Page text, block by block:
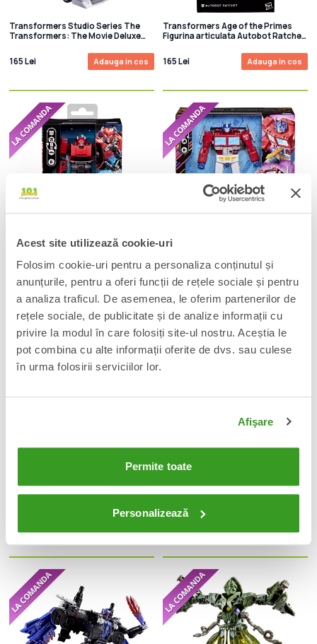
Acest site utilizează cookie-uri
Folosim cookie-uri pentru a personaliza conținutul și
anunțurile, pentru a oferi funcții de rețele sociale și pentru
a analiza traficul. De asemenea, le oferim partenerilor de
rețele sociale, de publicitate și de analize informații cu
privire la modul în care folosiți site-ul nostru. Aceștia le
pot combina cu alte informații oferite de dvs. sau culese
în urma folosirii serviciilor lor.
Afişare
Permite toate
Personalizează
Transformers Studio Series The
Transformers: The Movie Deluxe
165 Lei
Adauga in cos
Transformers Age of the Primes
Figurina articulata Autobot Ratchet
165 Lei
Adauga in cos
Transformers Age of the Primes
Figurina articulata Cliffjumper
(Deluxe Class) 12 cm
Adauga in cos
Transformers Studio Series
MTMTE Collection The
Transformers: The Movie Leader
Class Figurina articulataOptimus
Prime 18 cm
355 Lei Adauga in cos
Transformers War for Cybertron
Phantomstrike Squadron 17 cm
Transformers Age of the Primes
Big Convoy 19 cm